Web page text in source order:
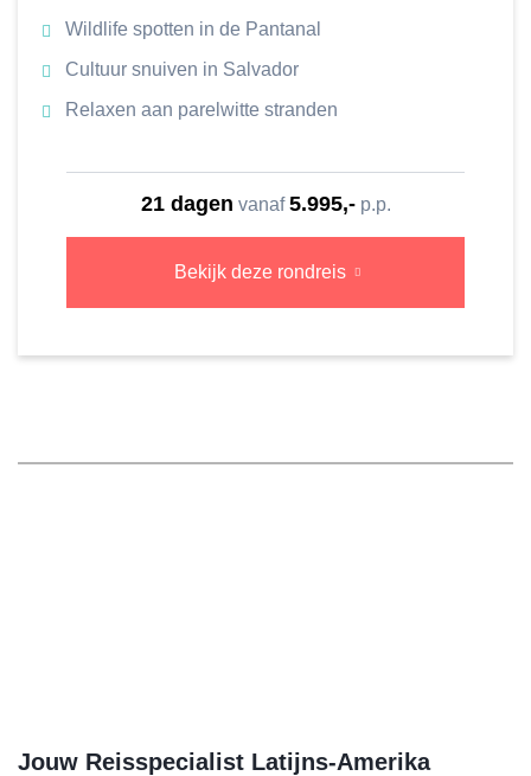
Wildlife spotten in de Pantanal
Cultuur snuiven in Salvador
Relaxen aan parelwitte stranden
21 dagen vanaf5.995,-p.p.
Bekijk deze rondreis
Jouw Reisspecialist Latijns-Amerika